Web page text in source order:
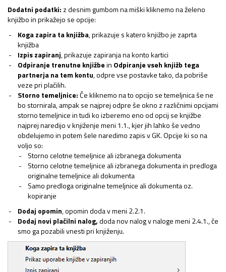
Dodatni podatki: z desnim gumbom na miški kliknemo na želeno
knjižbo in prikažejo se opcije:
Koga zapira ta knjižba, prikazuje s katero knjižbo je zaprta
knjižba
Izpis zapiranj, prikazuje zapiranja na konto kartici
Odpiranje trenutne knjižbein Odpiranje vseh knjižb tega
partnerja na tem kontu, odpre vse postavke tako, da pobriše
veze pri plačilih.
Storno temeljnice:Če kliknemo na to opcijo se temeljnica še ne
bo stornirala, ampak se najprej odpre še okno z različnimi opcijami
storno temeljnice in tudi ko izberemo eno od opcij se knjižbe
najprej naredijo v knjiženje meni 1.1., kjer jih lahko še vedno
obdelujemo in potem šele naredimo zapis v GK. Opcije ki so na
voljo so:
Storno celotne temeljnice ali izbranega dokumenta
Storno celotne temeljnice ali izbranega dokumenta in predloga
originalne temeljnice ali dokumenta
Samo predloga originalne temeljnice ali dokumenta oz.
kopiranje
Dodaj opomin, opomin doda v meni 2.2.1.
Dodaj novi plačilni nalog,doda nov nalog v naloge meni 2.4.1., če
smo ga pozabili vnesti pri knjiženju.